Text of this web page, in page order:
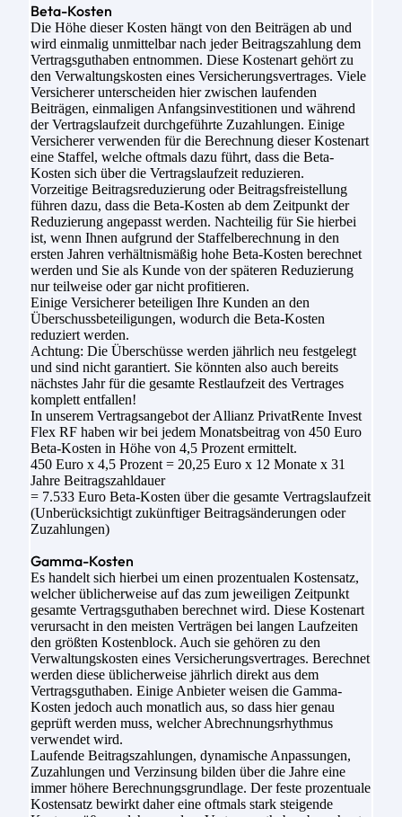
Beta-Kosten
Die Höhe dieser Kosten hängt von den Beiträgen ab und
wird einmalig unmittelbar nach jeder Beitragszahlung dem
Vertragsguthaben entnommen. Diese Kostenart gehört zu
den Verwaltungskosten eines Versicherungsvertrages. Viele
Versicherer unterscheiden hier zwischen laufenden
Beiträgen, einmaligen Anfangsinvestitionen und während
der Vertragslaufzeit durchgeführte Zuzahlungen. Einige
Versicherer verwenden für die Berechnung dieser Kostenart
eine Staffel, welche oftmals dazu führt, dass die Beta-
Kosten sich über die Vertragslaufzeit reduzieren.
Vorzeitige Beitragsreduzierung oder Beitragsfreistellung
führen dazu, dass die Beta-Kosten ab dem Zeitpunkt der
Reduzierung angepasst werden. Nachteilig für Sie hierbei
ist, wenn Ihnen aufgrund der Staffelberechnung in den
ersten Jahren verhältnismäßig hohe Beta-Kosten berechnet
werden und Sie als Kunde von der späteren Reduzierung
nur teilweise oder gar nicht profitieren.
Einige Versicherer beteiligen Ihre Kunden an den
Überschussbeteiligungen, wodurch die Beta-Kosten
reduziert werden.
Achtung: Die Überschüsse werden jährlich neu festgelegt
und sind nicht garantiert. Sie könnten also auch bereits
nächstes Jahr für die gesamte Restlaufzeit des Vertrages
komplett entfallen!
In unserem Vertragsangebot der Allianz PrivatRente Invest
Flex RF haben wir bei jedem Monatsbeitrag von 450 Euro
Beta-Kosten in Höhe von 4,5 Prozent ermittelt.
450 Euro x 4,5 Prozent = 20,25 Euro x 12 Monate x 31
Jahre Beitragszahldauer
= 7.533 Euro Beta-Kosten über die gesamte Vertragslaufzeit
(Unberücksichtigt zukünftiger Beitragsänderungen oder
Zuzahlungen)
Gamma-Kosten
Es handelt sich hierbei um einen prozentualen Kostensatz,
welcher üblicherweise auf das zum jeweiligen Zeitpunkt
gesamte Vertragsguthaben berechnet wird. Diese Kostenart
verursacht in den meisten Verträgen bei langen Laufzeiten
den größten Kostenblock. Auch sie gehören zu den
Verwaltungskosten eines Versicherungsvertrages. Berechnet
werden diese üblicherweise jährlich direkt aus dem
Vertragsguthaben. Einige Anbieter weisen die Gamma-
Kosten jedoch auch monatlich aus, so dass hier genau
geprüft werden muss, welcher Abrechnungsrhythmus
verwendet wird.
Laufende Beitragszahlungen, dynamische Anpassungen,
Zuzahlungen und Verzinsung bilden über die Jahre eine
immer höhere Berechnungsgrundlage. Der feste prozentuale
Kostensatz bewirkt daher eine oftmals stark steigende